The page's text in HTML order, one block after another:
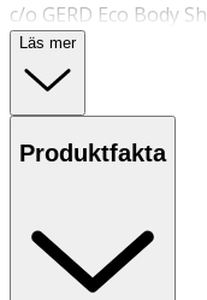
c/o GERD Eco Body
återfuktande
kombination av
och blåbärsfröolja
Användning
- Massera in över
rörelser. Detta för
Läs mer
Produktfakta